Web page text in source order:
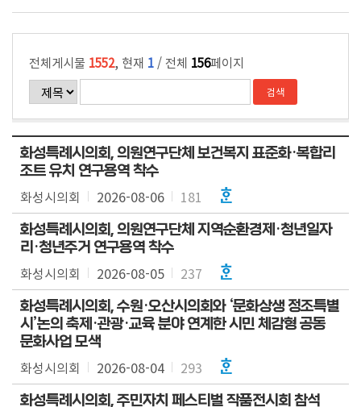
전체게시물 1552, 현재 1 / 전체 156페이지
화성특례시의회, 의원연구단체 보건복지 표준화·복합리
조트 유치 연구용역 착수
화성시의회 2026-08-06 181
화성특례시의회, 의원연구단체 지역순환경제·청년일자
리·청년주거 연구용역 착수
화성시의회 2026-08-05 237
화성특례시의회, 수원·오산시의회와 ‘문화상생 정조특별
시’논의 축제·관광·교육 분야 연계한 시민 체감형 공동
문화사업 모색
화성시의회 2026-08-04 293
화성특례시의회, 주민자치 페스티벌 작품전시회 참석